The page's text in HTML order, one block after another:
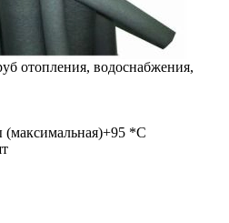
отопления, водоснабжения,
(максимальная)+95 *C